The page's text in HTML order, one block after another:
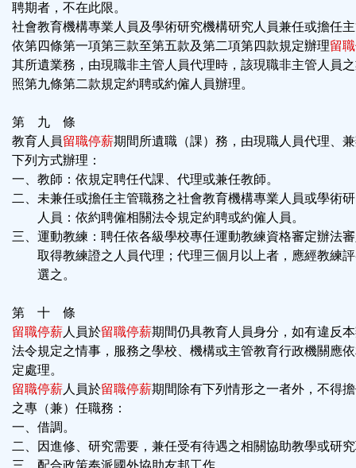
聘期者，不在此限。
社會教育機構專業人員及學術研究機構研究人員兼任或擔任
依第四條第一項第三款至第五款及第二項第四款規定辦理留
其所遺業務，由現職非主管人員代理時，該現職非主管人員
照第九條第二款規定約聘或約僱人員辦理。
第 九 條
教育人員留職停薪期間所遺職（課）務，由現職人員代理、
下列方式辦理：
一、教師：依規定聘任代課、代理或兼任教師。
二、未兼任或擔任主管職務之社會教育機構專業人員或學術
人員：依約聘僱相關法令規定約聘或約僱人員。
三、運動教練：聘任依各級學校專任運動教練資格審定辦法
取得教練證之人員代理；代理三個月以上者，應經教練評
選之。
第 十 條
留職停薪人員於留職停薪期間仍具教育人員身分，如有違反
法令規定之情事，服務之學校、機構或主管教育行政機關應
定處理。
留職停薪人員於留職停薪期間除有下列情形之一者外，不得
之專（兼）任職務：
一、借調。
二、因進修、研究需要，兼任受有待遇之相關協助教學或研